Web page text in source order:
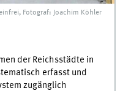
Fotograf: Joachim Köhler
der Reichsstädte in
erfasst und
zugänglich